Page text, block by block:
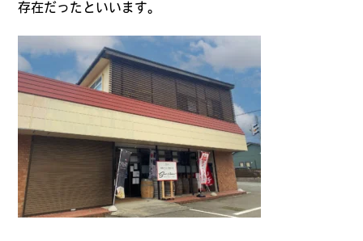
存在だったといいます。